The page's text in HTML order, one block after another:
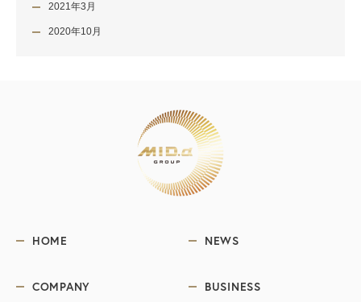
2021年3月
2020年10月
HOME NEWS
COMPANY BUSINESS